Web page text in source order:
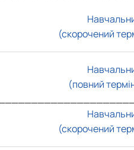
(скорочений
(повний
(скорочений